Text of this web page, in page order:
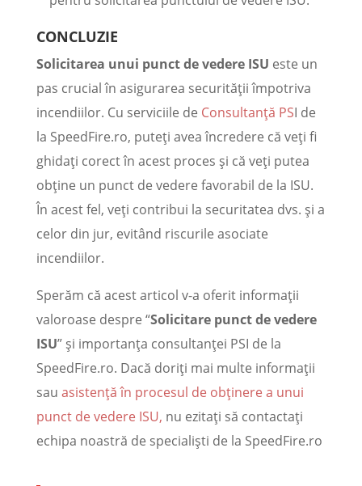
CONCLUZIE
Solicitarea unui punct de vedere ISU este un
pas crucial în asigurarea securității împotriva
incendiilor. Cu serviciile de Consultanță PSI de
la SpeedFire.ro, puteți avea încredere că veți fi
ghidați corect în acest proces și că veți putea
obține un punct de vedere favorabil de la ISU.
În acest fel, veți contribui la securitatea dvs. și a
celor din jur, evitând riscurile asociate
incendiilor.
Sperăm că acest articol v-a oferit informații
valoroase despre “Solicitare punct de vedere
ISU” și importanța consultanței PSI de la
SpeedFire.ro. Dacă doriți mai multe informații
sau asistență în procesul de obținere a unui
punct de vedere ISU, nu ezitați să contactați
echipa noastră de specialiști de la SpeedFire.ro